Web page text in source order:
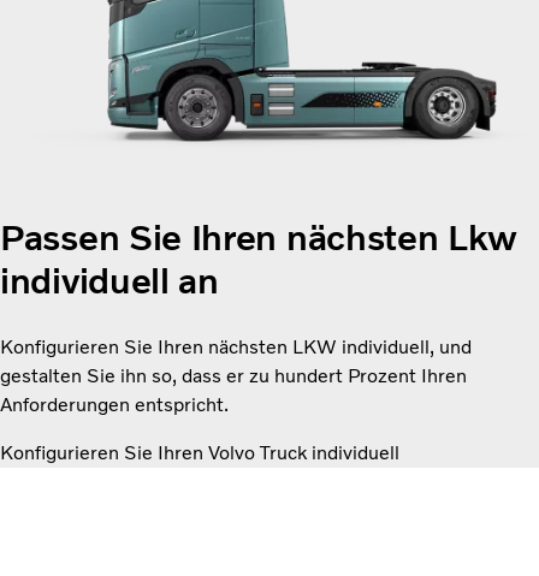
Passen Sie Ihren nächsten Lkw
individuell an
Konfigurieren Sie Ihren nächsten LKW individuell, und
gestalten Sie ihn so, dass er zu hundert Prozent Ihren
Anforderungen entspricht.
Konfigurieren Sie Ihren Volvo Truck individuell